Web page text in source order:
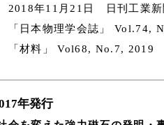
年11月21日 日刊工業新
日本物理学会誌」 Vol.74,
材料」 Vol68, No.7, 2019
年発行